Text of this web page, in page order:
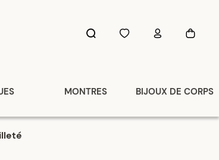
MONTRES BIJOUX DE CORPS